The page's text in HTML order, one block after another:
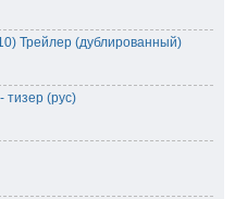
Трейлер (дублированный)
тизер (рус)